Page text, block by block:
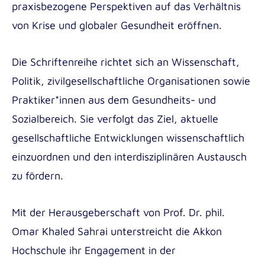
praxisbezogene Perspektiven auf das Verhältnis
von Krise und globaler Gesundheit eröffnen.
Die Schriftenreihe richtet sich an Wissenschaft,
Politik, zivilgesellschaftliche Organisationen sowie
Praktiker*innen aus dem Gesundheits- und
Sozialbereich. Sie verfolgt das Ziel, aktuelle
gesellschaftliche Entwicklungen wissenschaftlich
einzuordnen und den interdisziplinären Austausch
zu fördern.
Mit der Herausgeberschaft von Prof. Dr. phil.
Omar Khaled Sahrai unterstreicht die Akkon
Hochschule ihr Engagement in der